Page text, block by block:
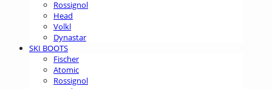
Rossignol
Head
Volkl
Dynastar
SKI BOOTS
Fischer
Atomic
Rossignol